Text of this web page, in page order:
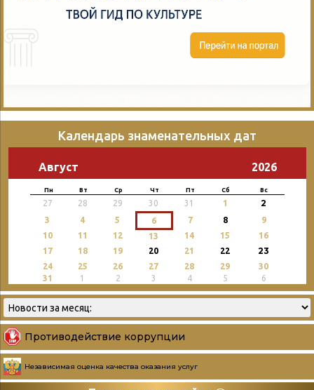
Календарь знаменательных дат
Август 2026
Пн Вт Ср Чт Пт Сб Вс
27 28 29 30 31 1 2
3 4 5 6 7 8
9
10
11 12 13 14 15
16
17
18 19 20 21 22 23
24 25 26 27 28 29
30
31
1 2 3 4 5 6
Противодействие коррупции
Независимая оценка качества оказания услуг